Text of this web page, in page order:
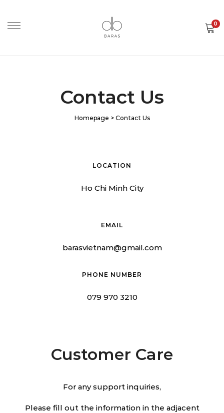
0
Contact Us
Homepage > Contact Us
LOCATION
Ho Chi Minh City
EMAIL
barasvietnam@gmail.com
PHONE NUMBER
079 970 3210
Customer Care
For any support inquiries,
Please fill out the information in the adjacent